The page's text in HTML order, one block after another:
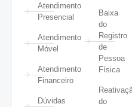
Atendimento
Presencial
Atendimento
Móvel
Atendimento
Financeiro
Dúvidas
Baixa
do
Registro
de
Pessoa
Física
do